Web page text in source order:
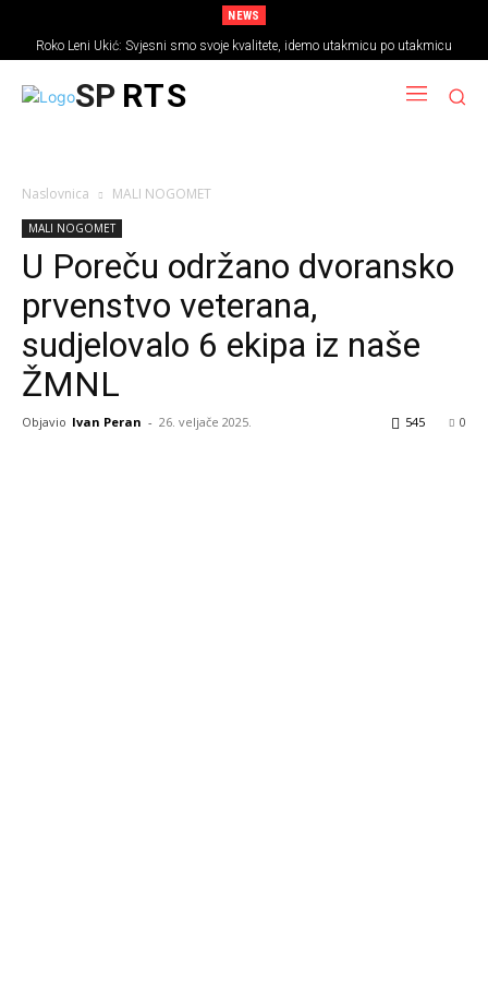
NEWS
Roko Leni Ukić: Svjesni smo svoje kvalitete, idemo utakmicu po utakmicu
SP RTS
Naslovnica MALI NOGOMET
MALI NOGOMET
U Poreču održano dvoransko
prvenstvo veterana,
sudjelovalo 6 ekipa iz naše
ŽMNL
Objavio Ivan Peran - 26. veljače 2025. 0
545